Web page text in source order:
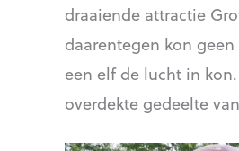
draaiende attractie
daarentegen kon
een elf de lucht in
overdekte gedeelte